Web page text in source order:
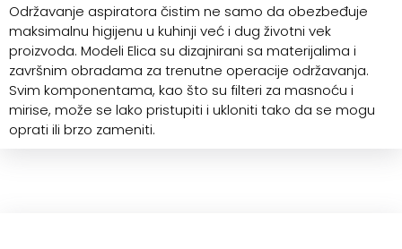
Održavanje aspiratora čistim ne samo da obezbeđuje
maksimalnu higijenu u kuhinji već i dug životni vek
proizvoda. Modeli Elica su dizajnirani sa materijalima i
završnim obradama za trenutne operacije održavanja.
Svim komponentama, kao što su filteri za masnoću i
mirise, može se lako pristupiti i ukloniti tako da se mogu
oprati ili brzo zameniti.